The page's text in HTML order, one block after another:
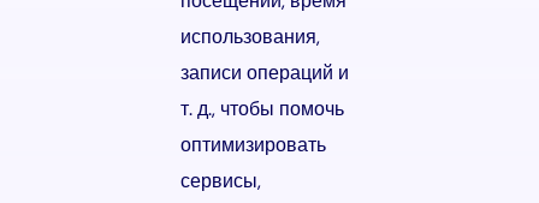
использования,
записи операций и
т. д., чтобы помочь
оптимизировать
сервисы,